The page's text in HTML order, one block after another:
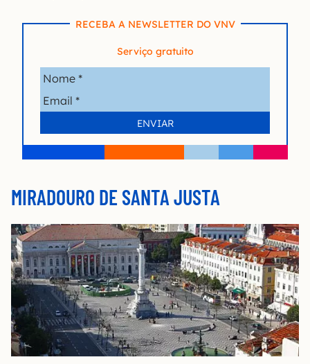
RECEBA A NEWSLETTER DO VNV
Serviço gratuito
MIRADOURO DE SANTA JUSTA